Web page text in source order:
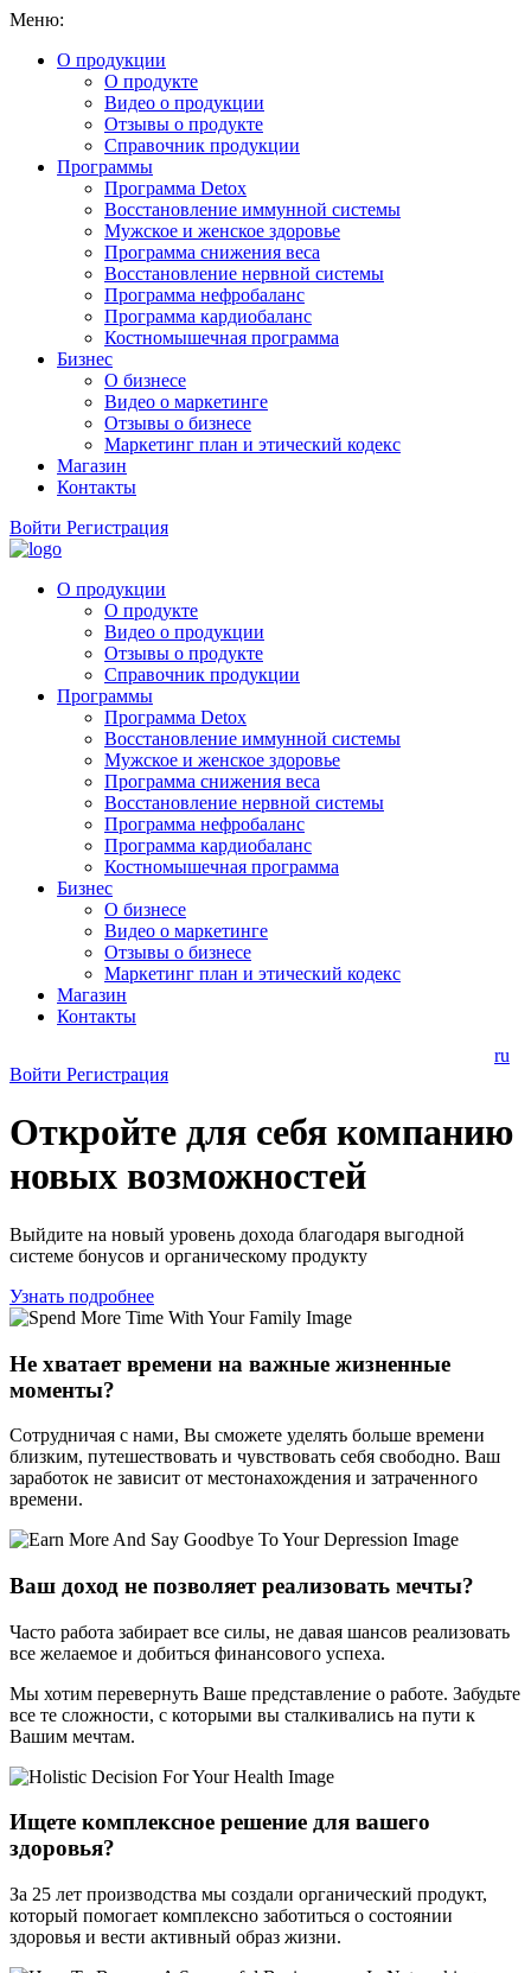
Меню:
О продукции
О продукте
Видео о продукции
Отзывы о продукте
Справочник продукции
Программы
Программа Detox
Восстановление иммунной системы
Мужское и женское здоровье
Программа снижения веса
Восстановление нервной системы
Программа нефробаланс
Программа кардиобаланс
Костномышечная программа
Бизнес
О бизнесе
Видео о маркетинге
Отзывы о бизнесе
Маркетинг план и этический кодекс
Магазин
Контакты
Войти Регистрация
О продукции
О продукте
Видео о продукции
Отзывы о продукте
Справочник продукции
Программы
Программа Detox
Восстановление иммунной системы
Мужское и женское здоровье
Программа снижения веса
Восстановление нервной системы
Программа нефробаланс
Программа кардиобаланс
Костномышечная программа
Бизнес
О бизнесе
Видео о маркетинге
Отзывы о бизнесе
Маркетинг план и этический кодекс
Магазин
Контакты
ru
Войти Регистрация
Откройте для себя компанию
новых возможностей
Выйдите на новый уровень дохода благодаря выгодной
системе бонусов и органическому продукту
Узнать подробнее
Не хватает времени на важные жизненные
моменты?
Сотрудничая с нами, Вы сможете уделять больше времени
близким, путешествовать и чувствовать себя свободно. Ваш
заработок не зависит от местонахождения и затраченного
времени.
Ваш доход не позволяет реализовать мечты?
Часто работа забирает все силы, не давая шансов реализовать
все желаемое и добиться финансового успеха.
Мы хотим перевернуть Ваше представление о работе. Забудьте
все те сложности, с которыми вы сталкивались на пути к
Вашим мечтам.
Ищете комплексное решение для вашего
здоровья?
За 25 лет производства мы создали органический продукт,
который помогает комплексно заботиться о состоянии
здоровья и вести активный образ жизни.